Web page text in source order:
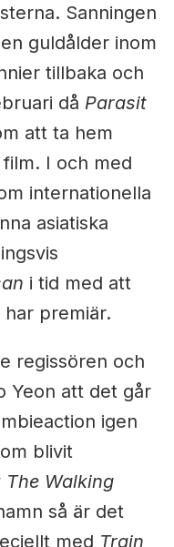
Sanningen
guldålder inom
tillbaka och
då Parasit
att ta hem
I och med
internationella
asiatiska
i tid med att
premiär.
regissören och
Yeon att det går
igen
blivit
The Walking
så är det
med Train